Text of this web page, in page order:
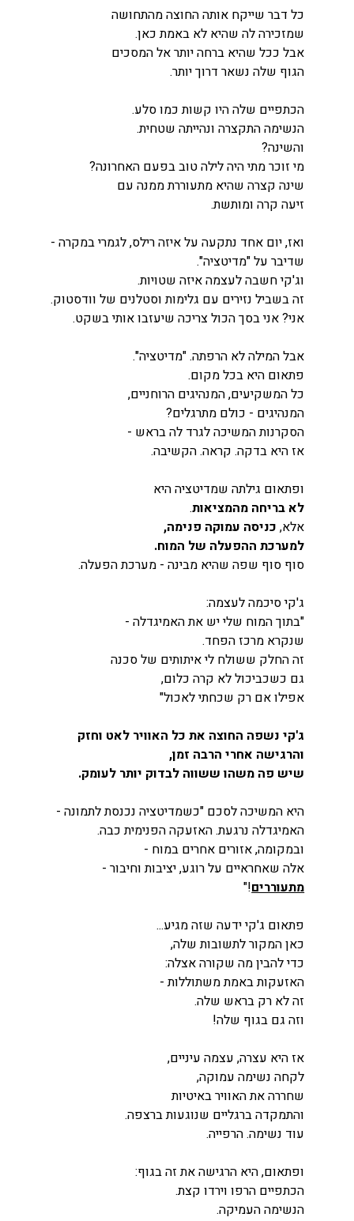
כל דבר שייקח אותה החוצה מהתחושה
שמזכירה לה שהיא לא באמת כאן.
אבל ככל שהיא ברחה יותר אל המסכים
הגוף שלה נשאר דרוך יותר.
הכתפיים שלה היו קשות כמו סלע.
הנשימה התקצרה ונהייתה שטחית.
והשינה?
מי זוכר מתי היה לילה טוב בפעם האחרונה?
שינה קצרה שהיא מתעוררת ממנה עם
זיעה קרה ומותשת.
ואז, יום אחד נתקעה על איזה רילס, לגמרי במקרה -
שדיבר על "מדיטציה".
וג'קי חשבה לעצמה איזה שטויות.
זה בשביל נזירים עם גלימות וסטלנים של וודסטוק.
אני? אני בסך הכול צריכה שיעזבו אותי בשקט.
אבל המילה לא הרפתה. "מדיטציה".
פתאום היא בכל מקום.
כל המשקיעים, המנהיגים הרוחניים,
המנהיגים - כולם מתרגלים?
הסקרנות המשיכה לגרד לה בראש -
אז היא בדקה. קראה. הקשיבה.
ופתאום גילתה שמדיטציה היא
לא בריחה מהמציאות.
אלא, כניסה עמוקה פנימה,
למערכת ההפעלה של המוח.
סוף סוף שפה שהיא מבינה - מערכת הפעלה.
ג'קי סיכמה לעצמה:
"בתוך המוח שלי יש את האמיגדלה -
שנקרא מרכז הפחד.
זה החלק ששולח לי איתותים של סכנה
גם כשכביכול לא קרה כלום,
אפילו אם רק שכחתי לאכול"
ג'קי נשפה החוצה את כל האוויר לאט וחזק
והרגישה אחרי הרבה זמן,
שיש פה משהו ששווה לבדוק יותר לעומק.
היא המשיכה לסכם "כשמדיטציה נכנסת לתמונה -
האמיגדלה נרגעת. האזעקה הפנימית כבה.
ובמקומה, אזורים אחרים במוח -
אלה שאחראיים על רוגע, יציבות וחיבור -
מתעוררים!"
פתאום ג'קי ידעה שזה מגיע...
כאן המקור לתשובות שלה,
כדי להבין מה שקורה אצלה:
האזעקות באמת משתוללות -
זה לא רק בראש שלה.
וזה גם בגוף שלה!
אז היא עצרה, עצמה עיניים,
לקחה נשימה עמוקה,
שחררה את האוויר באיטיות
והתמקדה ברגליים שנוגעות ברצפה.
עוד נשימה. הרפייה.
ופתאום, היא הרגישה את זה בגוף:
הכתפיים הרפו וירדו קצת.
הנשימה העמיקה.